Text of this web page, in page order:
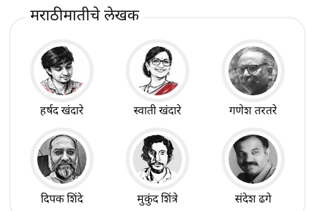
मराठीमातीचे लेखक
हर्षद खंदारे स्वाती खंदारे गणेश तरतरे
दिपक शिंदे मुकुंद शिंत्रे संदेश ढगे